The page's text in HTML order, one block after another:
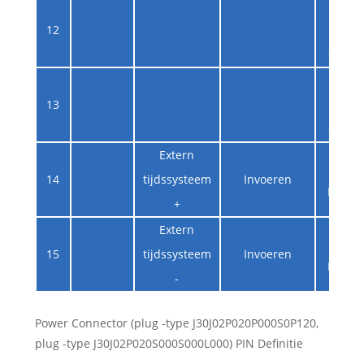
12
de
13
de
14
Extern
tijdssysteem
+
Invoeren
15
Extern
tijdssysteem
-
Invoeren
Power Connector (plug -type J30J02P020P000S0P120,
plug -type J30J02P020S000S000L000) PIN Definitie